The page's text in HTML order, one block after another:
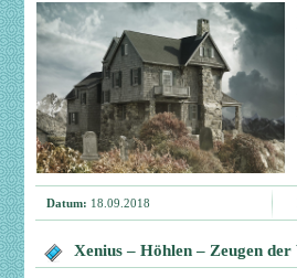
Datum: 18.09.2018
Xenius – Höhlen – Zeugen der